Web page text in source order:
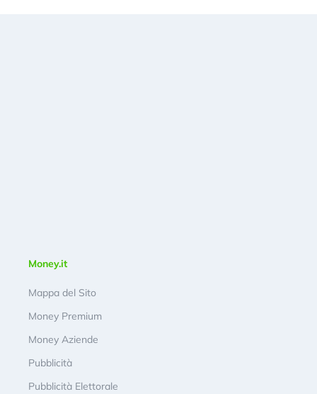
Money.it
Mappa del Sito
Money Premium
Money Aziende
Pubblicità
Pubblicità Elettorale